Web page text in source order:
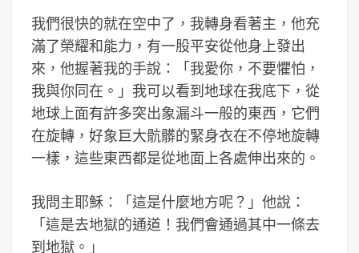
我們很快的就在空中了，我轉身看著主，他充
滿了榮耀和能力，有一股平安從他身上發出
來，他握著我的手說：「我愛你，不要懼怕，
我與你同在。」我可以看到地球在我底下，從
地球上面有許多突出象漏斗一般的東西，它們
在旋轉，好象巨大骯髒的緊身衣在不停地旋轉
一樣，這些東西都是從地面上各處伸出來的。
我問主耶穌：「這是什麼地方呢？」他說：
「這是去地獄的通道！我們會通過其中一條去
到地獄。」